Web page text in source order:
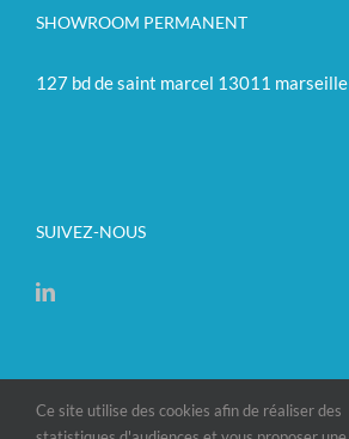
SHOWROOM PERMANENT
127 bd de saint marcel 13011 marseille
SUIVEZ-NOUS
Ce site utilise des cookies afin de réaliser des